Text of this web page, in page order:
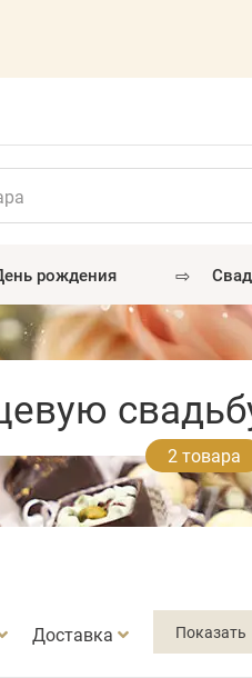
день рождения ⇨
2 товара
Доставка